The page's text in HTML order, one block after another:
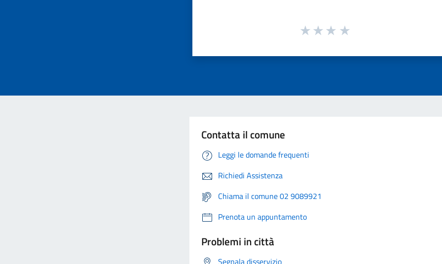
Contatta il comune
Leggi le domande frequenti
Richiedi Assistenza
Chiama il comune 02 9089921
Prenota un appuntamento
Problemi in città
Segnala disservizio